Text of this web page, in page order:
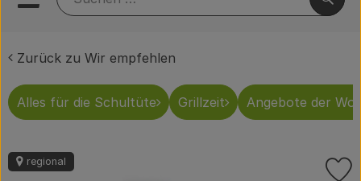
Mobiles Menu öffnen oder
Rezeptkisten
Brodowiner Produkte
Zurück zu Wir empfehlen
Alles für die Schultüte Grillzeit Angebote der
regional